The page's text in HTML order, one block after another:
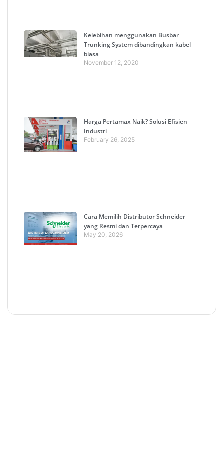
Kelebihan menggunakan Busbar
Trunking System dibandingkan kabel
biasa
November 12, 2020
Harga Pertamax Naik? Solusi Efisien
Industri
February 26, 2025
Cara Memilih Distributor Schneider
yang Resmi dan Terpercaya
May 20, 2026